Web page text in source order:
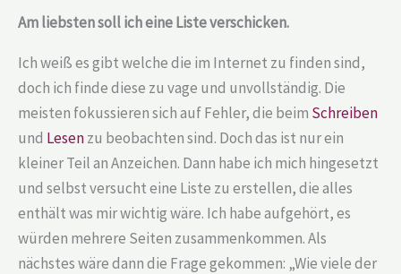
Am liebsten soll ich eine Liste verschicken.
Ich weiß es gibt welche die im Internet zu finden sind,
doch ich finde diese zu vage und unvollständig. Die
meisten fokussieren sich auf Fehler, die beim Schreiben
und Lesenzu beobachten sind. Doch das ist nur ein
kleiner Teil an Anzeichen. Dann habe ich mich hingesetzt
und selbst versucht eine Liste zu erstellen, die alles
enthält was mir wichtig wäre. Ich habe aufgehört, es
würden mehrere Seiten zusammenkommen. Als
nächstes wäre dann die Frage gekommen: „Wie viele der